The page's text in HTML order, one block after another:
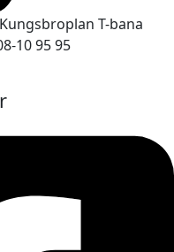
T-bana
10 95 95